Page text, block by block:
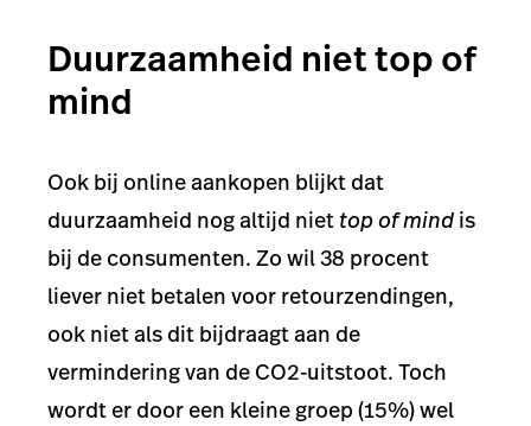
Duurzaamheid niet top of
mind
Ook bij online aankopen blijkt dat
duurzaamheid nog altijd niet top of mind is
bij de consumenten. Zo wil 38 procent
liever niet betalen voor retourzendingen,
ook niet als dit bijdraagt aan de
vermindering van de CO2-uitstoot. Toch
wordt er door een kleine groep (15%) wel